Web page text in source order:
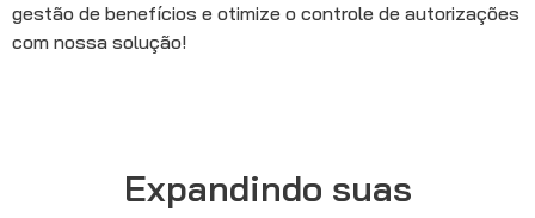
gestão de benefícios e otimize o controle de autorizações
com nossa solução!
Expandindo suas